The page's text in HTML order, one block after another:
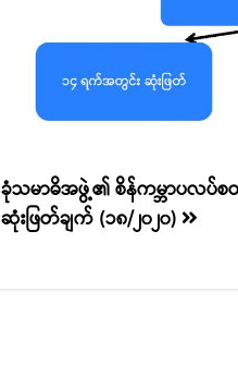
ခုံသမာဓိအဖွဲ့၏ စိန်ကမ္ဘာပလ
ဆုံးဖြတ်ချက် (၁၈/၂၀၂၀)